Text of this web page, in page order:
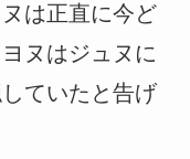
は正直に今ど
ヌはジュヌに
ていたと告げ